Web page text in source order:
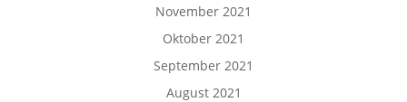
November 2021
Oktober 2021
September 2021
August 2021